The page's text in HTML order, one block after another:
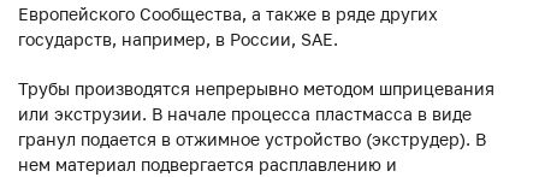
Европейского Сообщества, а также в ряде других
государств, например, в России, SAE.
Трубы производятся непрерывно методом шприцевания
или экструзии. В начале процесса пластмасса в виде
гранул подается в отжимное устройство (экструдер). В
нем материал подвергается расплавлению и